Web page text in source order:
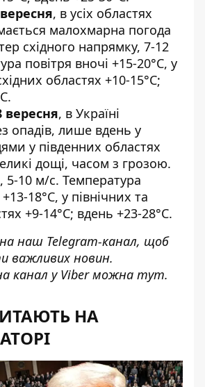
, в усіх областях
малохмарна погода
східного напрямку, 7-12
повітря вночі +15-20°C, у
областях +10-15°C;
вересня, в Україні
опадів, лише вдень у
у південних областях
дощі, часом з грозою.
5-10 м/с. Температура
18°C, у північних та
+9-14°C; вдень +23-28°C.
на наш Telegram-канал, щоб
важливих новин.
канал у Viber можна тут.
НА